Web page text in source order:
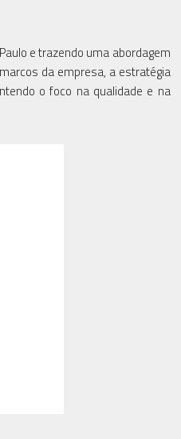
e trazendo uma abordagem
da empresa, a estratégia
o foco na qualidade e na